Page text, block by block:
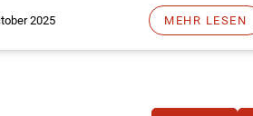
2025 MEHR LESEN